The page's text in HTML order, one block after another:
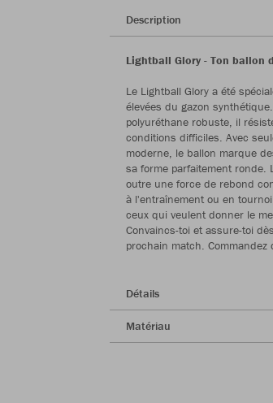
Description
Lightball Glory - Ton ballon
Le Lightball Glory a été
élevées du gazon
polyuréthane robuste, il
conditions difficiles. Avec
moderne, le ballon marque
sa forme parfaitement ronde.
outre une force de rebond
à l'entraînement ou en
ceux qui veulent donner le
Convaincs-toi et assure-toi
prochain match.
Détails
Matériau